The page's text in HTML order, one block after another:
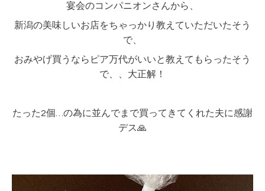
宴会のコンパニオンさんから、
新潟の美味しいお店をちゃっかり教えていただいたそう
で、
おみやげ買うならピア万代がいいと教えてもらったそう
で、、大正解！
たった2個…の為に並んでまで買ってきてくれた夫に感謝
デス🙏